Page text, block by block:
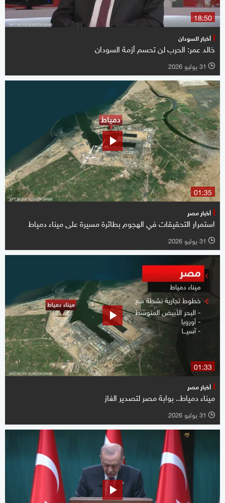
18:50
أخبار السودان
خالد عمر: الحرب لن تحسم أزمة السودان
l 31 يوليو 2026
01:35
أخبار مصر
استمرار التحقيقات في الهجوم بطائرة مسيرة على ميناء دمياط
l 31 يوليو 2026
01:33
أخبار مصر
ميناء دمياط.. بوابة مصر لتصدير الغاز
l 31 يوليو 2026